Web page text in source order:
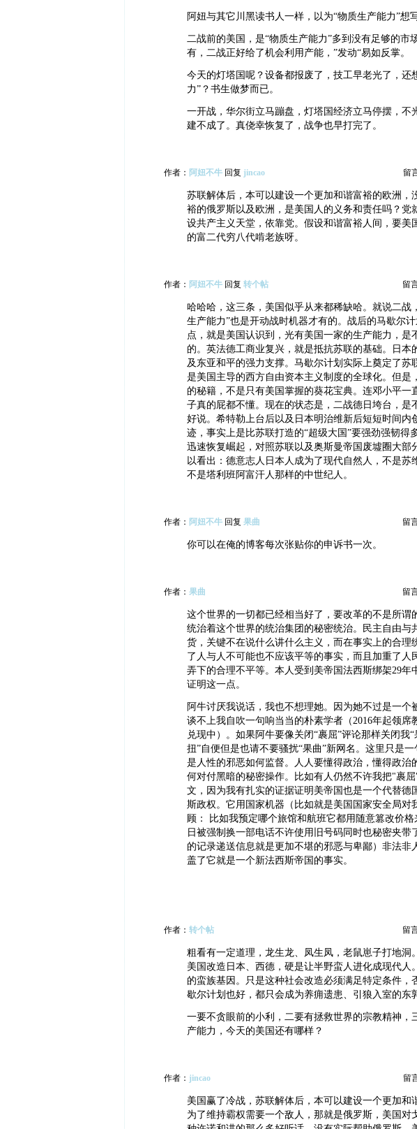
阿妞与其它川黑读书人一样，以为“物质生产能力”想
二战前的美国，是“物质生产能力”多到没有足够的市
有，二战正好给了机会利用产能，”发动“易如反掌。
今天的灯塔国呢？设备都报废了，技工早老光了，还
力”？书生做梦而已。
一开战，华尔街立马蹦盘，灯塔国经济立马停摆，不
建不成了。真侥幸恢复了，战争也早打完了。
作者： 阿妞不牛回复 jincao 留
苏联解体后，本可以建设一个更加和谐富裕的欧洲，
裕的俄罗斯以及欧洲，是美国人的义务和责任吗？党
设共产主义天堂，依靠党。假设和谐富裕人间，要美
的富二代穷八代啃老族呀。
作者： 阿妞不牛回复 转个帖 留
哈哈哈，这三条，美国似乎从来都稀缺哈。就说二战
生产能力”也是开动战时机器才有的。战后的马歇尔
点，就是美国认识到，光有美国一家的生产能力，是
的。英法德工商业复兴，就是抵抗苏联的基础。日本
及东亚和平的强力支撑。马歇尔计划实际上奠定了苏
是美国主导的西方自由资本主义制度的全球化。但是
的秘籍，不是只有美国掌握的葵花宝典。连邓小平一
子真的屁都不懂。现在的状态是，二战德日垮台，是
好说。希特勒上台后以及日本明治维新后短短时间内
迹，事实上是比苏联打造的“超级大国”要强劲强韧
迅速恢复崛起，对照苏联以及奥斯曼帝国废墟圈大部
以看出：德意志人日本人成为了现代自然人，不是苏
不是塔利班阿富汗人那样的中世纪人。
作者： 阿妞不牛回复 果曲 留
你可以在俺的博客每次张贴你的申诉书一次。
作者： 果曲 留
这个世界的一切都已经相当好了，要改革的不是所谓
统治着这个世界的统治集团的秘密统治。民主自由与
货，关键不在说什么讲什么主义，而在事实上的合理
了人与人不可能也不应该平等的事实，而且加重了人
弄下的合理不平等。本人受到美帝国法西斯绑架29年
证明这一点。
阿牛讨厌我说话，我也不想理她。因为她不过是一个
谈不上我自吹一句响当当的朴素学者（2016年起领席
兑现中）。如果阿牛要像关闭“裹屈”评论那样关闭我
扭”自便但是也请不要骚扰“果曲”新网名。这里只是
是人性的邪恶如何监督。人人要懂得政治，懂得政治
何对付黑暗的秘密操作。比如有人仍然不许我把"裹
文，因为我有扎实的证据证明美帝国也是一个代替德
斯政权。它用国家机器（比如就是美国国家安全局对
顾： 比如我预定哪个旅馆和航班它都用随意篡改价
日被强制换一部电话不许使用旧号码同时也秘密夹带
的记录递送信息就是更加不堪的邪恶与卑鄙）非法非
盖了它就是一个新法西斯帝国的事实。
作者： 转个帖 留
粗看有一定道理，龙生龙、凤生凤，老鼠崽子打地洞
美国改造日本、西德，硬是让半野蛮人进化成现代人
的蛮族基因。只是这种社会改造必须满足特定条件，
歇尔计划也好，都只会成为养痈遗患、引狼入室的东
一要不贪眼前的小利，二要有拯救世界的宗教精神，
产能力，今天的美国还有哪样？
作者： jincao 留
美国赢了冷战，苏联解体后，本可以建设一个更加和
为了维持霸权需要一个敌人，那就是俄罗斯，美国对